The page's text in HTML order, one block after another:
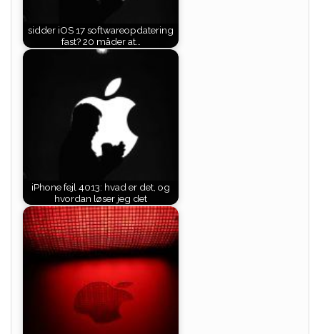
sidder iOS 17 softwareopdatering
fast? 20 måder at…
iPhone fejl 4013: hvad er det, og
hvordan løser jeg det